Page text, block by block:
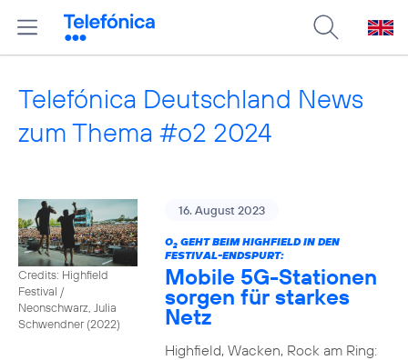
Telefónica Deutschland News
zum Thema #o2 2024
Credits: Highfield
Festival /
Neonschwarz, Julia
Schwendner (2022)
16. August 2023
O2GEHT BEIM HIGHFIELD IN DEN
FESTIVAL-ENDSPURT:
Mobile 5G-Stationen
sorgen für starkes
Netz
Highfield, Wacken, Rock am Ring: